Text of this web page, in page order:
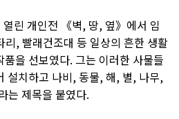
린 개인전 《벽, 땅, 옆》에서 임
리, 빨래건조대 등 일상의 흔한 생활
을 선보였다. 그는 이러한 사물들
설치하고 나비, 동물, 해, 별, 나무,
는 제목을 붙였다.